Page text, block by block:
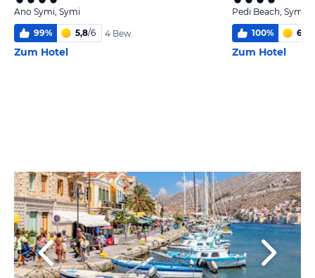
Ano Symi, Symi
99% 5,8/6 4 Bew.
Zum Hotel
Pedi Beach, Symi
100% 6,0
Zum Hotel